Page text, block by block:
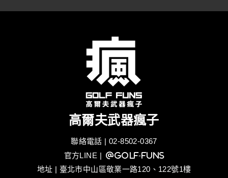
高爾夫武器瘋子
聯絡電話 | 02-8502-0367
官方LINE | @golf-funs
地址 | 臺北市中山區敬業一路120、122號1樓